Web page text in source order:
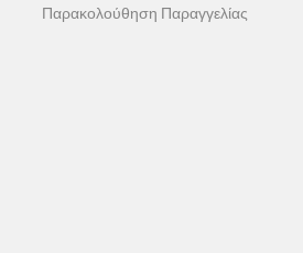
Παρακολούθηση Παραγγελίας